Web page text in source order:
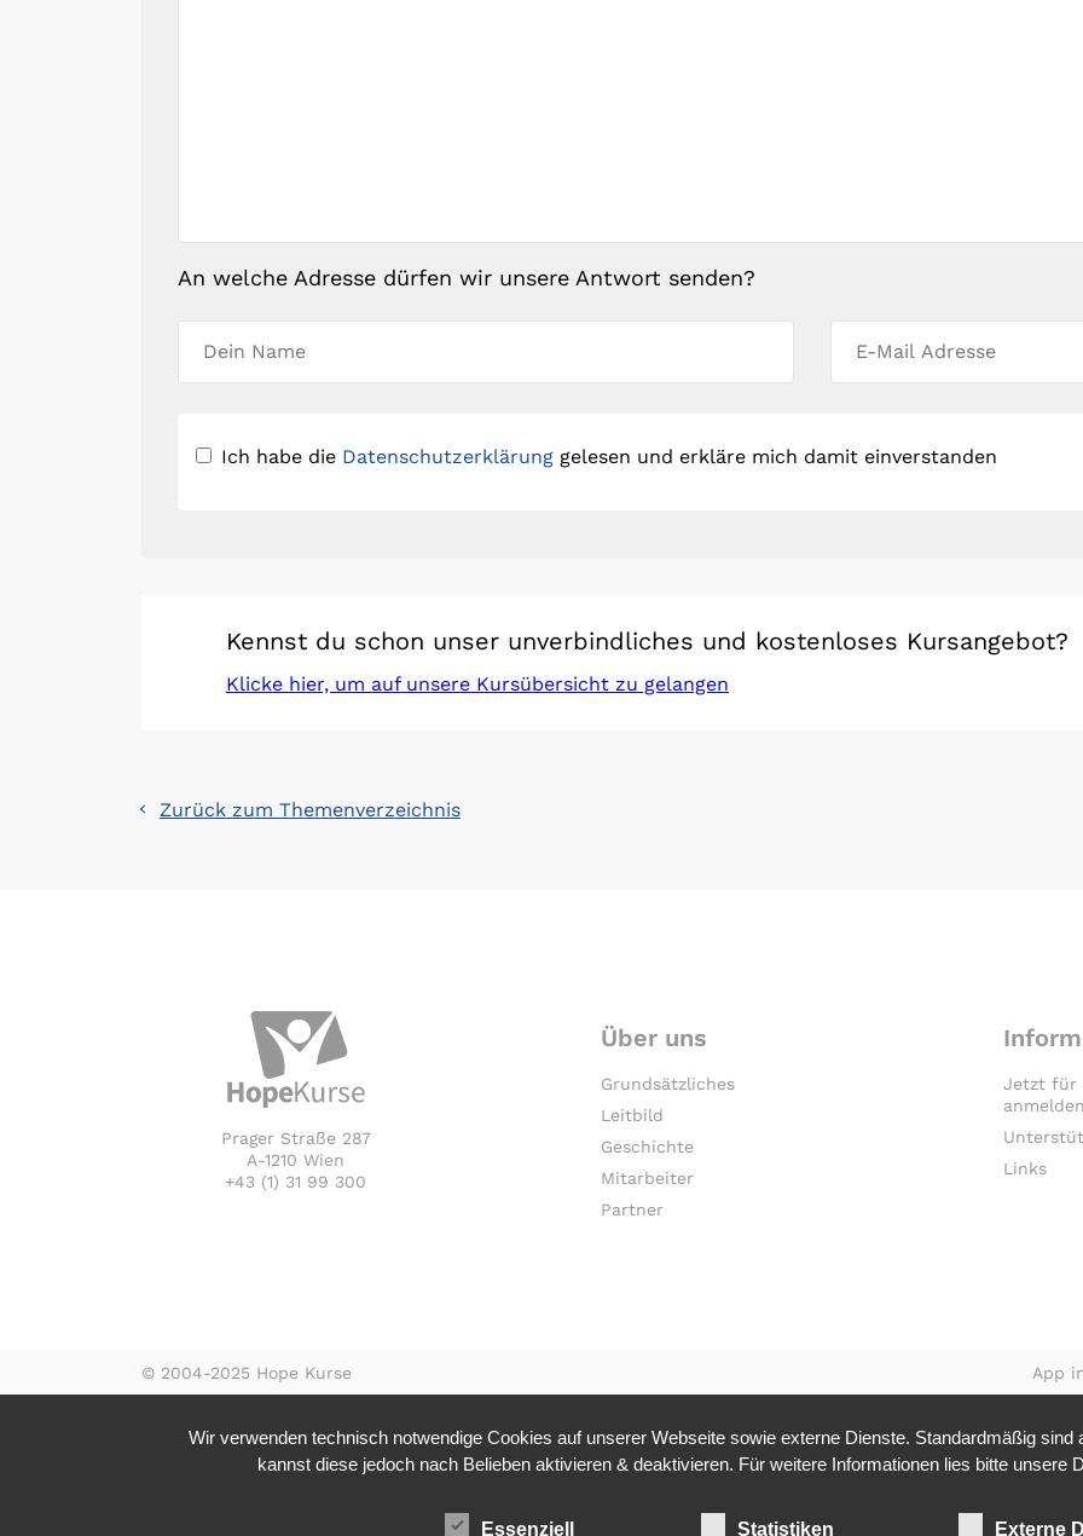
An welche Adresse dürfen wir unsere Antwort senden?
Ich habe die Datenschutzerklärung gelesen und erkläre mich damit einverstanden
Kennst du schon unser unverbindliches und kostenloses Kursangebot?
Klicke hier, um auf unsere Kursübersicht zu gelangen
Zurück zum Themenverzeichnis
Prager Straße 287
A-1210 Wien
+43 (1) 31 99 300
Über uns
Grundsätzliches
Leitbild
Geschichte
Mitarbeiter
Partner
Jetzt für
Links
© 2004-2025 Hope Kurse App
Wir verwenden technisch notwendige Cookies auf unserer Webseite sowie externe Dienste. Standardmäßig sind
kannst diese jedoch nach Belieben aktivieren & deaktivieren. Für weitere Informationen lies bitte unsere
Essenziell Statistiken Externe